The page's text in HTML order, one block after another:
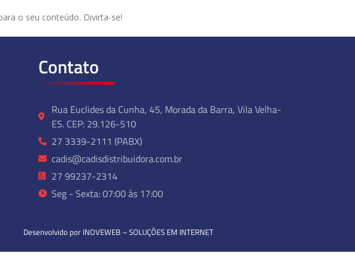
o seu conteúdo. Divirta-se!
Contato
Rua Euclides da Cunha, 45, Morada da Barra, Vila Velha-
ES. CEP: 29.126-510
27 3339-2111 (PABX)
cadis@cadisdistribuidora.com.br
27 99237-2314
Seg - Sexta: 07:00 ás 17:00
Desenvolvido por INOVEWEB – SOLUÇÕES EM INTERNET